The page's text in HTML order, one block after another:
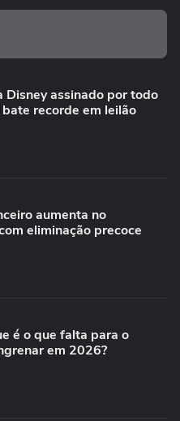
Disney assinado por todo
recorde em leilão
aumenta no
eliminação precoce
é o que falta para o
em 2026?